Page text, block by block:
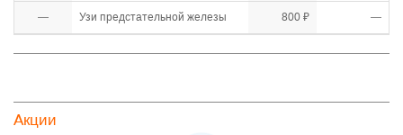
— Узи предстательной железы 800 ₽ —
Акции